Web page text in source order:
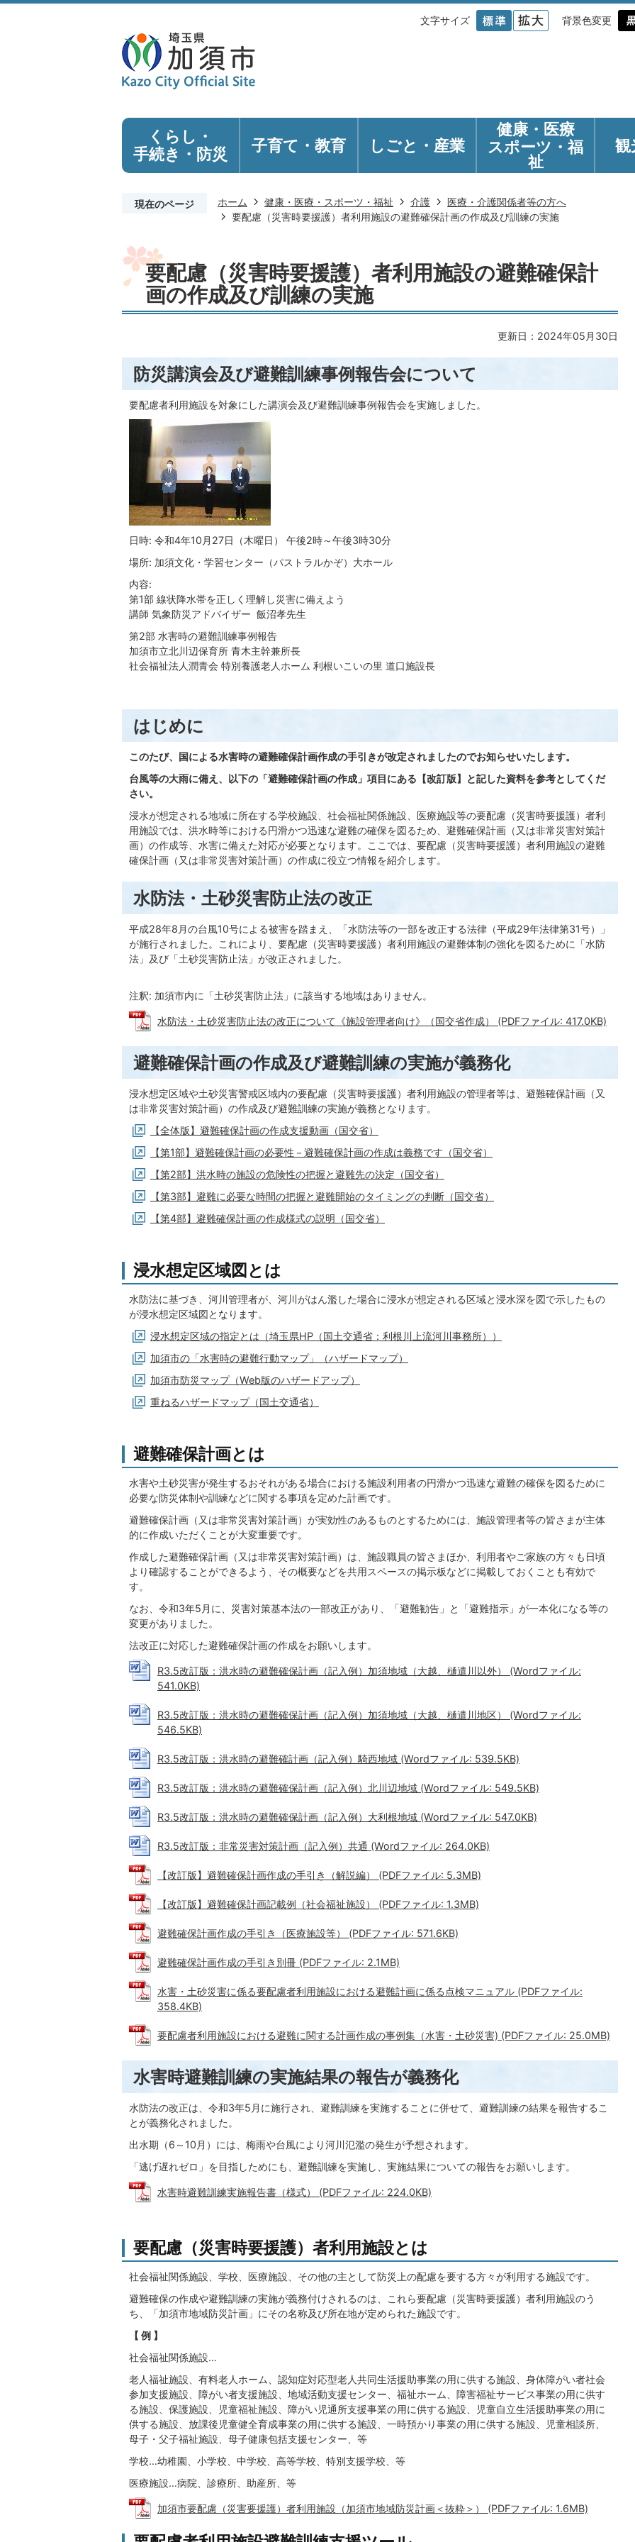
文字サイズ 背景色変更
くらし・
手続き ・防災 子育て・教育 しごと・産業
健康・医療
スポーツ・福
祉
観
現在のページ ホーム 健康・医療・スポーツ・福祉 介護
医療・介護関係者等の方へ
要配慮（災害時要援護）者利用施設の避難確保計画の作成及び訓練の実施
要配慮（災害時要援護）者利用施設の避難確保計
画の作成及び訓練の実施
更新日：2024年05月30日
防災講演会及び避難訓練事例報告会について
要配慮者利用施設を対象にした講演会及び避難訓練事例報告会を実施しました。
日時: 令和4年10月27日（木曜日） 午後2時～午後3時30分
場所: 加須文化・学習センター（パストラルかぞ）大ホール
内容:
第1部 線状降水帯を正しく理解し災害に備えよう
講師 気象防災アドバイザー 飯沼孝先生
第2部 水害時の避難訓練事例報告
加須市立北川辺保育所 青木主幹兼所長
社会福祉法人潤青会 特別養護老人ホーム 利根いこいの里 道口施設長
はじめに
このたび、国による水害時の避難確保計画作成の手引きが改定されましたのでお知らせいたします。
台風等の大雨に備え、以下の「避難確保計画の作成」項目にある【改訂版】と記した資料を参考としてくだ
さい。
浸水が想定される地域に所在する学校施設、社会福祉関係施設、医療施設等の要配慮（災害時要援護）者利
用施設では、洪水時等における円滑かつ迅速な避難の確保を図るため、避難確保計画（又は非常災害対策計
画）の作成等、水害に備えた対応が必要となります。ここでは、要配慮（災害時要援護）者利用施設の避難
確保計画（又は非常災害対策計画）の作成に役立つ情報を紹介します。
水防法・土砂災害防止法の改正
平成28年8月の台風10号による被害を踏まえ、「水防法等の一部を改正する法律（平成29年法律第31号）」
が施行されました。これにより、要配慮（災害時要援護）者利用施設の避難体制の強化を図るために「水防
法」及び「土砂災害防止法」が改正されました。
注釈: 加須市内に「土砂災害防止法」に該当する地域はありません。
水防法・土砂災害防止法の改正について《施設管理者向け》（国交省作成） (PDFファイル: 417.0KB)
避難確保計画の作成及び避難訓練の実施が義務化
浸水想定区域や土砂災害警戒区域内の要配慮（災害時要援護）者利用施設の管理者等は、避難確保計画（又
は非常災害対策計画）の作成及び避難訓練の実施が義務となります。
【全体版】避難確保計画の作成支援動画（国交省）
【第1部】避難確保計画の必要性－避難確保計画の作成は義務です（国交省）
【第2部】洪水時の施設の危険性の把握と避難先の決定（国交省）
【第3部】避難に必要な時間の把握と避難開始のタイミングの判断（国交省）
【第4部】避難確保計画の作成様式の説明（国交省）
浸水想定区域図とは
水防法に基づき、河川管理者が、河川がはん濫した場合に浸水が想定される区域と浸水深を図で示したもの
が浸水想定区域図となります。
浸水想定区域の指定とは（埼玉県HP（国土交通省：利根川上流河川事務所））
加須市の「水害時の避難行動マップ」（ハザードマップ）
加須市防災マップ（Web版のハザードアップ）
重ねるハザードマップ（国土交通省）
避難確保計画とは
水害や土砂災害が発生するおそれがある場合における施設利用者の円滑かつ迅速な避難の確保を図るために
必要な防災体制や訓練などに関する事項を定めた計画です。
避難確保計画（又は非常災害対策計画）が実効性のあるものとするためには、施設管理者等の皆さまが主体
的に作成いただくことが大変重要です。
作成した避難確保計画（又は非常災害対策計画）は、施設職員の皆さまほか、利用者やご家族の方々も日頃
より確認することができるよう、その概要などを共用スペースの掲示板などに掲載しておくことも有効で
す。
なお、令和3年5月に、災害対策基本法の一部改正があり、「避難勧告」と「避難指示」が一本化になる等の
変更がありました。
法改正に対応した避難確保計画の作成をお願いします。
R3.5改訂版：洪水時の避難確保計画（記入例）加須地域（大越、樋遣川以外） (Wordファイル:
541.0KB)
R3.5改訂版：洪水時の避難確保計画（記入例）加須地域（大越、樋遣川地区） (Wordファイル:
546.5KB)
R3.5改訂版：洪水時の避難確計画（記入例）騎西地域 (Wordファイル: 539.5KB)
R3.5改訂版：洪水時の避難確保計画（記入例）北川辺地域 (Wordファイル: 549.5KB)
R3.5改訂版：洪水時の避難確保計画（記入例）大利根地域 (Wordファイル: 547.0KB)
R3.5改訂版：非常災害対策計画（記入例）共通 (Wordファイル: 264.0KB)
【改訂版】避難確保計画作成の手引き（解説編） (PDFファイル: 5.3MB)
【改訂版】避難確保計画記載例（社会福祉施設） (PDFファイル: 1.3MB)
避難確保計画作成の手引き（医療施設等） (PDFファイル: 571.6KB)
避難確保計画作成の手引き別冊 (PDFファイル: 2.1MB)
水害・土砂災害に係る要配慮者利用施設における避難計画に係る点検マニュアル (PDFファイル:
358.4KB)
要配慮者利用施設における避難に関する計画作成の事例集（水害・土砂災害) (PDFファイル: 25.0MB)
水害時避難訓練の実施結果の報告が義務化
水防法の改正は、令和3年5月に施行され、避難訓練を実施することに併せて、避難訓練の結果を報告するこ
とが義務化されました。
出水期（6～10月）には、梅雨や台風により河川氾濫の発生が予想されます。
「逃げ遅れゼロ」を目指しためにも、避難訓練を実施し、実施結果についての報告をお願いします。
水害時避難訓練実施報告書（様式） (PDFファイル: 224.0KB)
要配慮（災害時要援護）者利用施設とは
社会福祉関係施設、学校、医療施設、その他の主として防災上の配慮を要する方々が利用する施設です。
避難確保の作成や避難訓練の実施が義務付けされるのは、これら要配慮（災害時要援護）者利用施設のう
ち、「加須市地域防災計画」にその名称及び所在地が定められた施設です。
【 例 】
社会福祉関係施設…
老人福祉施設、有料老人ホーム、認知症対応型老人共同生活援助事業の用に供する施設、身体障がい者社会
参加支援施設、障がい者支援施設、地域活動支援センター、福祉ホーム、障害福祉サービス事業の用に供す
る施設、保護施設、児童福祉施設、障がい児通所支援事業の用に供する施設、児童自立生活援助事業の用に
供する施設、放課後児童健全育成事業の用に供する施設、一時預かり事業の用に供する施設、児童相談所、
母子・父子福祉施設、母子健康包括支援センター、等
学校…幼稚園、小学校、中学校、高等学校、特別支援学校、等
医療施設…病院、診療所、助産所、等
加須市要配慮（災害要援護）者利用施設（加須市地域防災計画＜抜粋＞） (PDFファイル: 1.6MB)